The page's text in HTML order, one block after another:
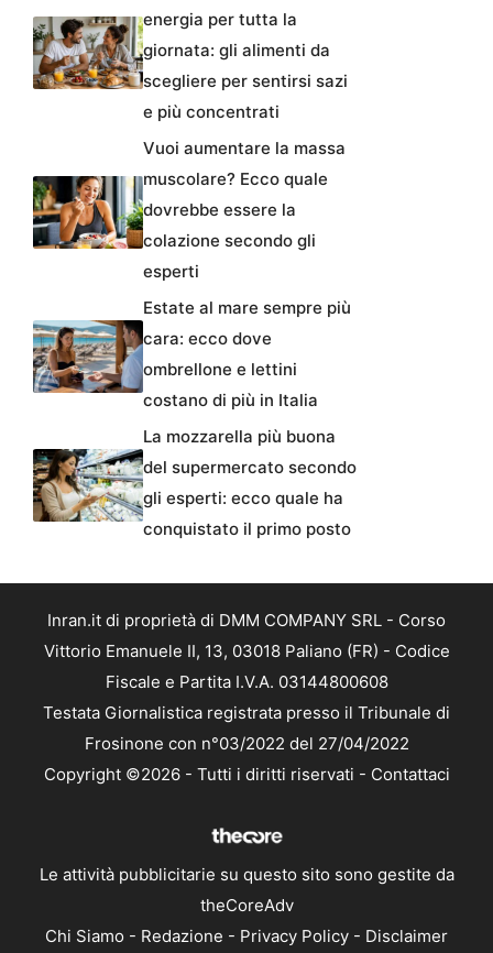
energia per tutta la
giornata: gli alimenti da
scegliere per sentirsi sazi
e più concentrati
Vuoi aumentare la massa
muscolare? Ecco quale
dovrebbe essere la
colazione secondo gli
esperti
Estate al mare sempre più
cara: ecco dove
ombrellone e lettini
costano di più in Italia
La mozzarella più buona
del supermercato secondo
gli esperti: ecco quale ha
conquistato il primo posto
Inran.it di proprietà di DMM COMPANY SRL - Corso
Vittorio Emanuele II, 13, 03018 Paliano (FR) - Codice
Fiscale e Partita I.V.A. 03144800608
Testata Giornalistica registrata presso il Tribunale di
Frosinone con n°03/2022 del 27/04/2022
Copyright ©2026 - Tutti i diritti riservati - Contattaci
Le attività pubblicitarie su questo sito sono gestite da
theCoreAdv
Chi Siamo - Redazione - Privacy Policy - Disclaimer